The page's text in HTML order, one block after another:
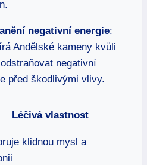
negativní energie:
Andělské kameny kvůli
negativní
před škodlivými vlivy.
Léčivá vlastnost
klidnou mysl a